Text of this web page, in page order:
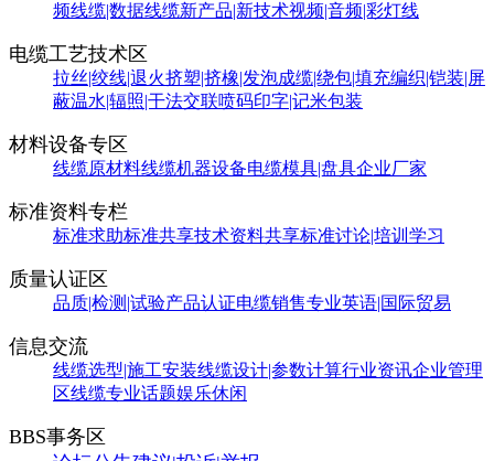
频线缆|数据线缆新产品|新技术视频|音频|彩灯线
电缆工艺技术区
拉丝|绞线|退火挤塑|挤橡|发泡成缆|绕包|填充编织|铠装|屏
蔽温水|辐照|干法交联喷码印字|记米包装
材料设备专区
线缆原材料线缆机器设备电缆模具|盘具企业厂家
标准资料专栏
标准求助标准共享技术资料共享标准讨论|培训学习
质量认证区
品质|检测|试验产品认证电缆销售专业英语|国际贸易
信息交流
线缆选型|施工安装线缆设计|参数计算行业资讯企业管理
区线缆专业话题娱乐休闲
BBS事务区